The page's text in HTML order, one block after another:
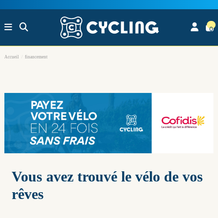
0
Accueil financement
Vous avez trouvé le vélo de vos
rêves